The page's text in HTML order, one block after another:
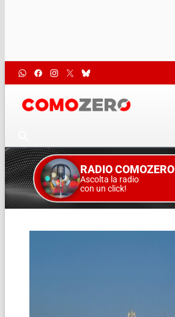
RADIO COMOZERO
Ascolta la radio
con un click!